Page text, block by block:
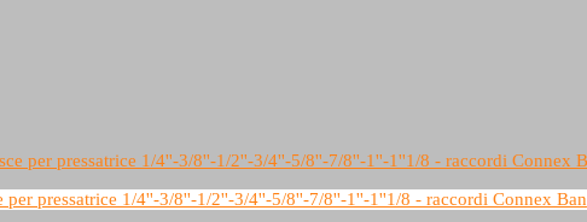
per pressatrice 1/4''-3/8''-1/2''-3/4''-5/8''-7/8''-1''-1''1/8 - raccordi Connex Ban